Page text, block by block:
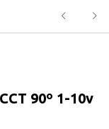
90º 1-10v